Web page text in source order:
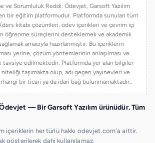
ve Sorumluluk Reddi: Ödevjet, Garsoft Yazılım
bir eğitim platformudur. Platformda sunulan tüm
kitabı çözümleri, ödev içerikleri ve çevrim içi
öğrenme süreçlerini desteklemek ve akademik
amacıyla hazırlanmıştır. Bu içeriklerin
yerine, çözüm yöntemlerinin anlaşılması ve
tavsiye edilmektedir. Platformda yer alan bilgiler
taşımakta olup, adı geçen yayınevleri ve
bir ticari ya da idari bağ bulunmamaktadır..
— Bir Garsoft Yazılım ürünüdür. Tüm
içeriklerin her türlü hakkı odevjet.com'a aittir.
gösterilerek dahi kullanılamaz.